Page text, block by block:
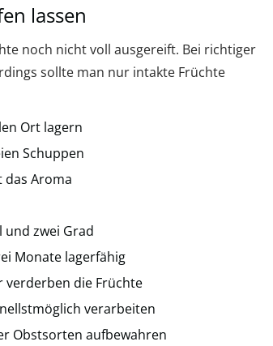
lassen
noch nicht voll ausgereift. Bei richtiger
sollte man nur intakte Früchte
Ort lagern
Schuppen
das Aroma
zwei Grad
Monate lagerfähig
verderben die Früchte
verarbeiten
Obstsorten aufbewahren